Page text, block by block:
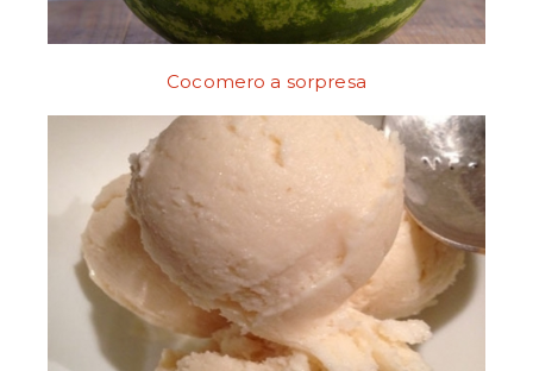
Cocomero a sorpresa